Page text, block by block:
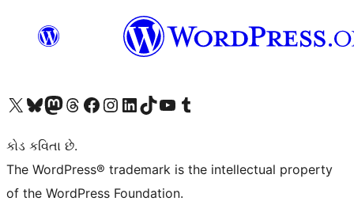
અમારા X (અગાઉ ટ્વિટર) એકાઉન્ટની મુલાકાત લોઅમારા Bluesky એકાઉન્ટની મુલાકાત લોઅમારા માસ્ટોડોન એકાઉન્ટની મુલાકાત લોઅમારા Threads એકાઉન્ટની મુલાકાત લો અમારા ફેસબુક પેજની મુલાકાત લોઅમારા ઇન્સ્ટાગ્રામ એકાઉન્ટની મુલાકાત લો અમારા LinkedIn એકાઉન્ટની મુલાકાત લોઅમારા TikTok એકાઉન્ટની મુલાકાત લોઅમારી YouTube ચેનલની મુલાકાત લો અમારા Tumblr એકાઉન્ટની મુલાકાત લો
કોડ કવિતા છે.
The WordPress® trademark is the intellectual property
of the WordPress Foundation.